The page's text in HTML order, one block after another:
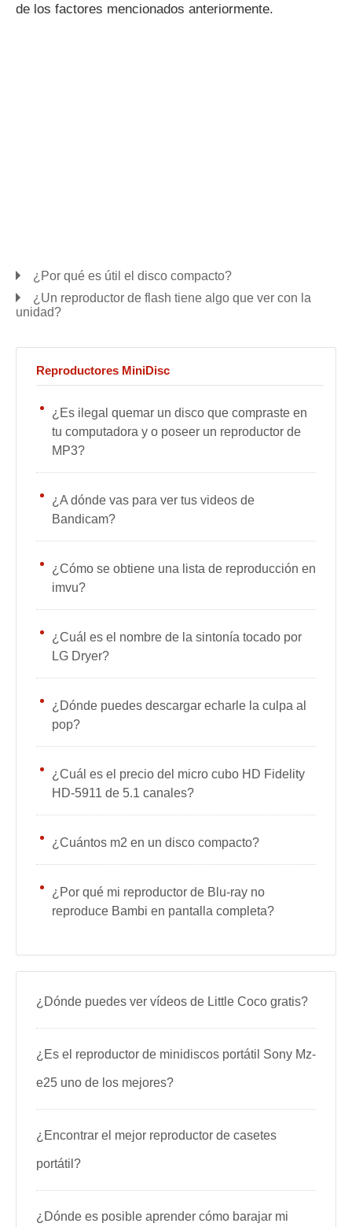
de los factores mencionados anteriormente.
¿Por qué es útil el disco compacto?
¿Un reproductor de flash tiene algo que ver con la
unidad?
Reproductores MiniDisc
¿Es ilegal quemar un disco que compraste en
tu computadora y o poseer un reproductor de
MP3?
¿A dónde vas para ver tus videos de
Bandicam?
¿Cómo se obtiene una lista de reproducción en
imvu?
¿Cuál es el nombre de la sintonía tocado por
LG Dryer?
¿Dónde puedes descargar echarle la culpa al
pop?
¿Cuál es el precio del micro cubo HD Fidelity
HD-5911 de 5.1 canales?
¿Cuántos m2 en un disco compacto?
¿Por qué mi reproductor de Blu-ray no
reproduce Bambi en pantalla completa?
¿Dónde puedes ver vídeos de Little Coco gratis?
¿Es el reproductor de minidiscos portátil Sony Mz-
e25 uno de los mejores?
¿Encontrar el mejor reproductor de casetes
portátil?
¿Dónde es posible aprender cómo barajar mi